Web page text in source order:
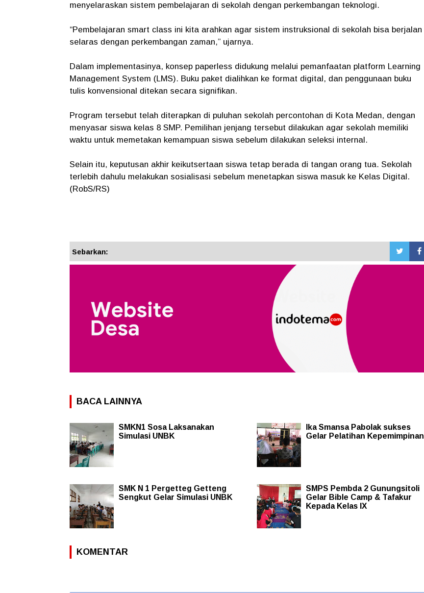
menyelaraskan sistem pembelajaran di sekolah dengan perkembangan teknologi.
“Pembelajaran smart class ini kita arahkan agar sistem instruksional di sekolah bisa berjalan
selaras dengan perkembangan zaman,” ujarnya.
Dalam implementasinya, konsep paperless didukung melalui pemanfaatan platform Learning
Management System (LMS). Buku paket dialihkan ke format digital, dan penggunaan buku
tulis konvensional ditekan secara signifikan.
Program tersebut telah diterapkan di puluhan sekolah percontohan di Kota Medan, dengan
menyasar siswa kelas 8 SMP. Pemilihan jenjang tersebut dilakukan agar sekolah memiliki
waktu untuk memetakan kemampuan siswa sebelum dilakukan seleksi internal.
Selain itu, keputusan akhir keikutsertaan siswa tetap berada di tangan orang tua. Sekolah
terlebih dahulu melakukan sosialisasi sebelum menetapkan siswa masuk ke Kelas Digital.
(RobS/RS)
Sebarkan:
BACA LAINNYA
SMKN1 Sosa Laksanakan
Simulasi UNBK
Ika Smansa Pabolak sukses
Gelar Pelatihan Kepemimpinan
SMK N 1 Pergetteg Getteng
Sengkut Gelar Simulasi UNBK
SMPS Pembda 2 Gunungsitoli
Gelar Bible Camp & Tafakur
Kepada Kelas IX
KOMENTAR